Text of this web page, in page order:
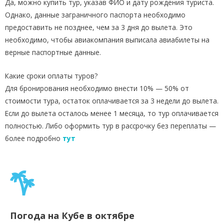
Да, можно купить тур, указав ФИО и дату рождения туриста.
Однако, данные заграничного паспорта необходимо
предоставить не позднее, чем за 3 дня до вылета. Это
необходимо, чтобы авиакомпания выписала авиабилеты на
верные паспортные данные.
Какие сроки оплаты туров?
Для бронирования необходимо внести 10% — 50% от
стоимости тура, остаток оплачивается за 3 недели до вылета.
Если до вылета осталось менее 1 месяца, то тур оплачивается
полностью. Либо оформить тур в рассрочку без переплаты —
более подробно тут
Погода на Кубе в октябре